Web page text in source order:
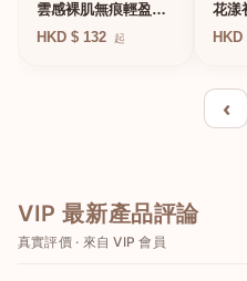
雲感裸肌無痕輕盈無
鋼圈內衣
HKD $ 132 起
花漾
圈蕾
HKD
‹
VIP 最新產品評論
真實評價 · 來自 VIP 會員